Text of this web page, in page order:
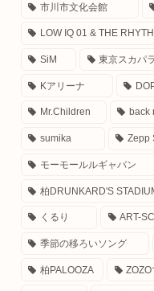
市川市文化会館
LOW IQ 01 & THE
SiM 東京スカパ
Kアリーナ
Mr.Children back
sumika Zepp
モーモールルギャバン
柏DRUNKARD'S
くるり ART-
季節の移ろいソング
柏PALOOZA